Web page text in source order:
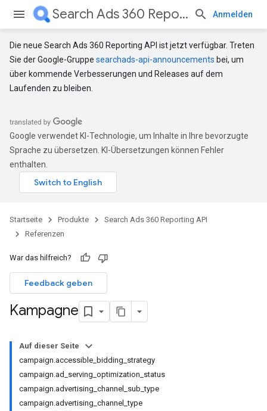
Search Ads 360 Reporting API Anmelden
Die neue Search Ads 360 Reporting API ist jetzt verfügbar. Treten
Sie der Google-Gruppe searchads-api-announcements bei, um
über kommende Verbesserungen und Releases auf dem
Laufenden zu bleiben.
Google verwendet KI-Technologie, um Inhalte in Ihre bevorzugte
Sprache zu übersetzen. KI-Übersetzungen können Fehler
enthalten.
Startseite Produkte
Search Ads 360 Reporting API
Referenzen
War das hilfreich?
Feedback geben
Kampagne
Auf dieser Seite
campaign.accessible_bidding_strategy
campaign.ad_serving_optimization_status
campaign.advertising_channel_sub_type
campaign.advertising_channel_type